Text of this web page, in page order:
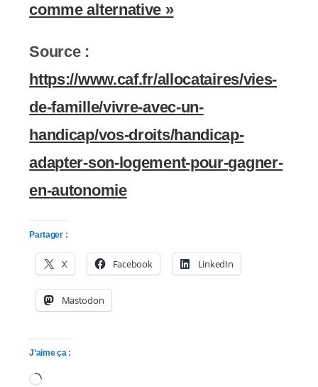
comme alternative »
Source :
https://www.caf.fr/allocataires/vies-
de-famille/vivre-avec-un-
handicap/vos-droits/handicap-
adapter-son-logement-pour-gagner-
en-autonomie
Partager :
X Facebook LinkedIn
Mastodon
J’aime ça :
Chargement…